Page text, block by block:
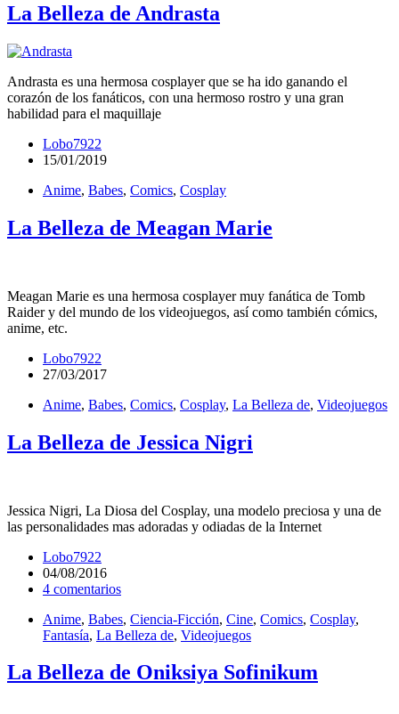
La Belleza de Andrasta
Andrasta es una hermosa cosplayer que se ha ido ganando el
corazón de los fanáticos, con una hermoso rostro y una gran
habilidad para el maquillaje
Lobo7922
15/01/2019
Anime, Babes, Comics, Cosplay
La Belleza de Meagan Marie
Meagan Marie es una hermosa cosplayer muy fanática de Tomb
Raider y del mundo de los videojuegos, así como también cómics,
anime, etc.
Lobo7922
27/03/2017
Anime, Babes, Comics, Cosplay, La Belleza de, Videojuegos
La Belleza de Jessica Nigri
Jessica Nigri, La Diosa del Cosplay, una modelo preciosa y una de
las personalidades mas adoradas y odiadas de la Internet
Lobo7922
04/08/2016
4 comentarios
Anime, Babes, Ciencia-Ficción, Cine, Comics, Cosplay,
Fantasía, La Belleza de, Videojuegos
La Belleza de Oniksiya Sofinikum